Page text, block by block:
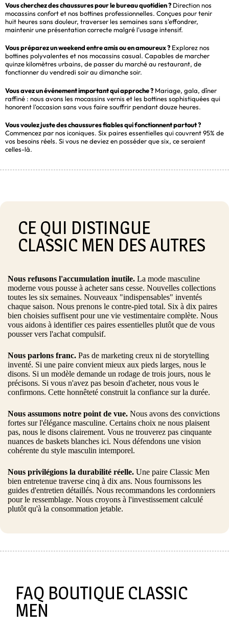
Vous cherchez des chaussures pour le bureau quotidien ? Direction nos
mocassins confort et nos bottines professionnelles. Conçues pour tenir
huit heures sans douleur, traverser les semaines sans s'effondrer,
maintenir une présentation correcte malgré l'usage intensif.
Vous préparez un weekend entre amis ou en amoureux ? Explorez nos
bottines polyvalentes et nos mocassins casual. Capables de marcher
quinze kilomètres urbains, de passer du marché au restaurant, de
fonctionner du vendredi soir au dimanche soir.
Vous avez un événement important qui approche ? Mariage, gala, dîner
raffiné : nous avons les mocassins vernis et les bottines sophistiquées qui
honorent l'occasion sans vous faire souffrir pendant douze heures.
Vous voulez juste des chaussures fiables qui fonctionnent partout ?
Commencez par nos iconiques. Six paires essentielles qui couvrent 95% de
vos besoins réels. Si vous ne deviez en posséder que six, ce seraient
celles-là.
CE QUI DISTINGUE
CLASSIC MEN DES AUTRES
Nous refusons l'accumulation inutile. La mode masculine
moderne vous pousse à acheter sans cesse. Nouvelles collections
toutes les six semaines. Nouveaux "indispensables" inventés
chaque saison. Nous prenons le contre-pied total. Six à dix paires
bien choisies suffisent pour une vie vestimentaire complète. Nous
vous aidons à identifier ces paires essentielles plutôt que de vous
pousser vers l'achat compulsif.
Nous parlons franc. Pas de marketing creux ni de storytelling
inventé. Si une paire convient mieux aux pieds larges, nous le
disons. Si un modèle demande un rodage de trois jours, nous le
précisons. Si vous n'avez pas besoin d'acheter, nous vous le
confirmons. Cette honnêteté construit la confiance sur la durée.
Nous assumons notre point de vue. Nous avons des convictions
fortes sur l'élégance masculine. Certains choix ne nous plaisent
pas, nous le disons clairement. Vous ne trouverez pas cinquante
nuances de baskets blanches ici. Nous défendons une vision
cohérente du style masculin intemporel.
Nous privilégions la durabilité réelle. Une paire Classic Men
bien entretenue traverse cinq à dix ans. Nous fournissons les
guides d'entretien détaillés. Nous recommandons les cordonniers
pour le ressemblage. Nous croyons à l'investissement calculé
plutôt qu'à la consommation jetable.
FAQ BOUTIQUE CLASSIC
MEN